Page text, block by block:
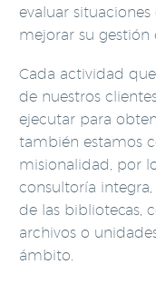
evaluar
mejorar su gestión
Cada actividad
de nuestros
ejecutar para
también estamos
misionalidad, por
consultoría
de las bibliotecas,
archivos o
ámbito.